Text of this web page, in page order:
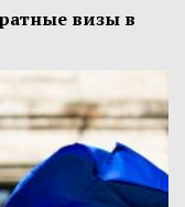
визы в